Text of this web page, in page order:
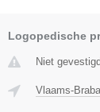
Logopedische
Niet
Vlaams-